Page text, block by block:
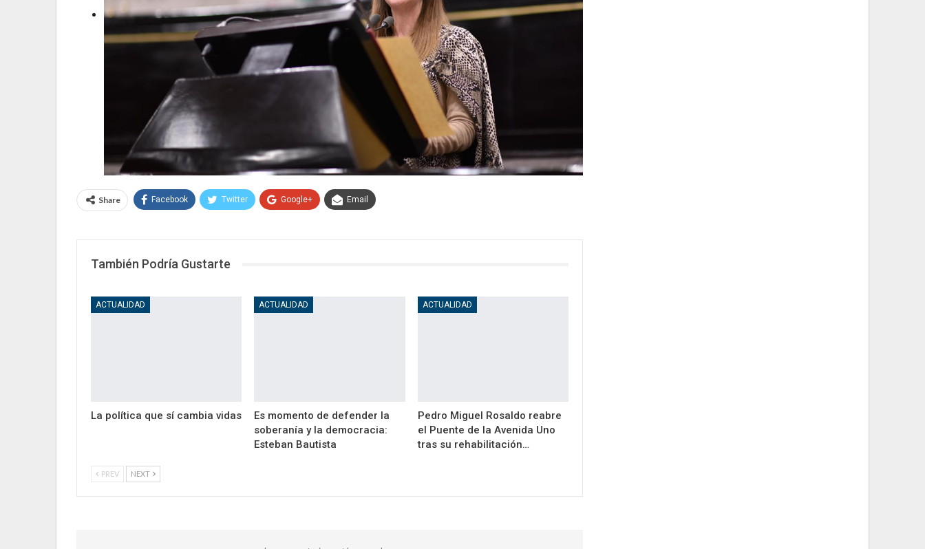
Share Facebook Twitter Google+ Email
También Podría Gustarte
ACTUALIDAD
La política que sí cambia vidas
ACTUALIDAD
Es momento de defender la
soberanía y la democracia:
Esteban Bautista
ACTUALIDAD
Pedro Miguel Rosaldo reabre
el Puente de la Avenida Uno
tras su rehabilitación…
PREV NEXT